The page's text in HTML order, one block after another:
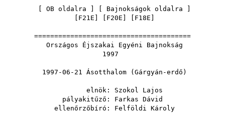
OB oldalra Bajnokságok oldalra
F21E F20E F18E
=======================================
Országos Éjszakai Egyéni Bajnokság
1997
1997-06-21 Ásotthalom (Gárgyán-erdő)
elnök: Szokol Lajos
pályakitűző: Farkas Dávid
ellenőrzőbíró: Felföldi Károly